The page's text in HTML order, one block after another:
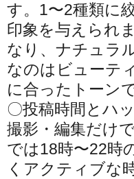
す。1〜2種類に
印象を与えられ
なり、ナチュラ
なのはビューテ
に合ったトーン
〇投稿時間とハ
撮影・編集だけ
では18時〜22時
くアクティブな